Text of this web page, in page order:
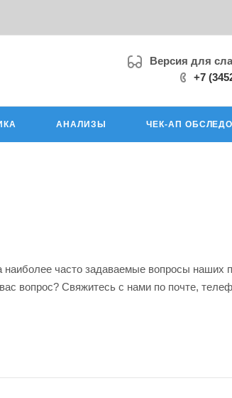
Версия для
+7
АНАЛИЗЫ ЧЕК-АП
часто задаваемые вопросы наших
вопрос? Свяжитесь с нами по почте,